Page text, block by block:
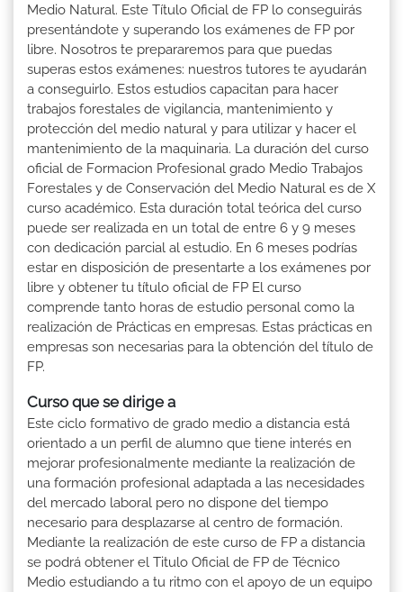
Medio Natural. Este Título Oficial de FP lo conseguirás
presentándote y superando los exámenes de FP por
libre. Nosotros te prepararemos para que puedas
superas estos exámenes: nuestros tutores te ayudarán
a conseguirlo. Estos estudios capacitan para hacer
trabajos forestales de vigilancia, mantenimiento y
protección del medio natural y para utilizar y hacer el
mantenimiento de la maquinaria. La duración del curso
oficial de Formacion Profesional grado Medio Trabajos
Forestales y de Conservación del Medio Natural es de X
curso académico. Esta duración total teórica del curso
puede ser realizada en un total de entre 6 y 9 meses
con dedicación parcial al estudio. En 6 meses podrías
estar en disposición de presentarte a los exámenes por
libre y obtener tu título oficial de FP El curso
comprende tanto horas de estudio personal como la
realización de Prácticas en empresas. Estas prácticas en
empresas son necesarias para la obtención del título de
FP.
Curso que se dirige a
Este ciclo formativo de grado medio a distancia está
orientado a un perfil de alumno que tiene interés en
mejorar profesionalmente mediante la realización de
una formación profesional adaptada a las necesidades
del mercado laboral pero no dispone del tiempo
necesario para desplazarse al centro de formación.
Mediante la realización de este curso de FP a distancia
se podrá obtener el Titulo Oficial de FP de Técnico
Medio estudiando a tu ritmo con el apoyo de un equipo